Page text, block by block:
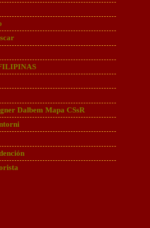
Dalbem Mapa CSsR